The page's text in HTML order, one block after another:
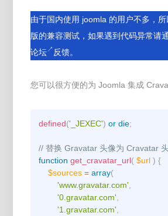
由于国内使用 joomla 的用户不多，
版的兼容测试，如果遇到代码异常请
论坛↗ 反馈。
您可以很方便的为 Joomla 集成
defined('_JEXEC') or die;
// 替换 Gravatar 头像为 Cravatar
function get_cravatar_url( $url ) {
$sources = array(
'www.gravatar.com'
'0.gravatar.com'
'1.gravatar.com'